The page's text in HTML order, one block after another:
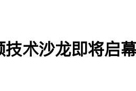
术沙龙即将启